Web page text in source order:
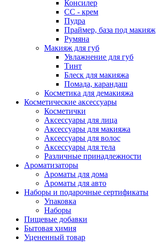
Консилер
СС - крем
Пудра
Праймер, база под макияж
Румяна
Макияж для губ
Увлажнение для губ
Тинт
Блеск для макияжа
Помада, карандаш
Косметика для демакияжа
Косметические аксессуары
Косметички
Аксессуары для лица
Аксессуары для макияжа
Аксессуары для волос
Аксессуары для тела
Различные принадлежности
Ароматизаторы
Ароматы для дома
Ароматы для авто
Наборы и подарочные сертификаты
Упаковка
Наборы
Пищевые добавки
Бытовая химия
Уцененный товар